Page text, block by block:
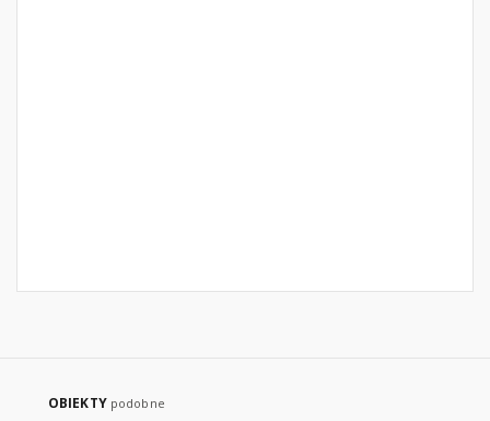
OBIEKTY podobne